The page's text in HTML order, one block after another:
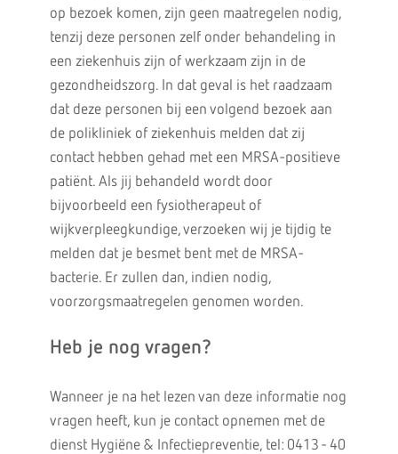
op bezoek komen, zijn geen maatregelen nodig,
tenzij deze personen zelf onder behandeling in
een ziekenhuis zijn of werkzaam zijn in de
gezondheidszorg. In dat geval is het raadzaam
dat deze personen bij een volgend bezoek aan
de polikliniek of ziekenhuis melden dat zij
contact hebben gehad met een MRSA-positieve
patiënt. Als jij behandeld wordt door
bijvoorbeeld een fysiotherapeut of
wijkverpleegkundige, verzoeken wij je tijdig te
melden dat je besmet bent met de MRSA-
bacterie. Er zullen dan, indien nodig,
voorzorgsmaatregelen genomen worden.
Heb je nog vragen?
Wanneer je na het lezen van deze informatie nog
vragen heeft, kun je contact opnemen met de
dienst Hygiëne & Infectiepreventie, tel: 0413 - 40